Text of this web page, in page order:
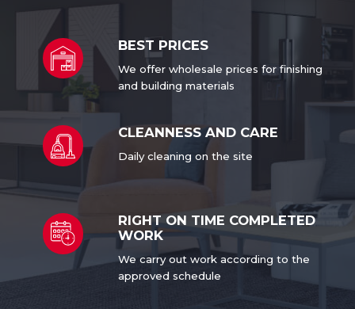
BEST PRICES
We offer wholesale prices for finishing
and building materials
СLEANNESS AND CARE
Daily cleaning on the site
RIGHT ON TIME COMPLETED
WORK
We carry out work according to the
approved schedule